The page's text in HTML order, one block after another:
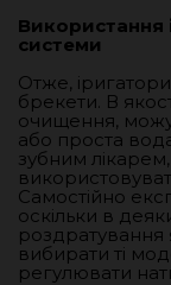
Використання
системи
Отже,
брекети. В
очищення,
або проста
зубним
Самостійно
оскільки в
роздратування
вибирати ті
регулювати